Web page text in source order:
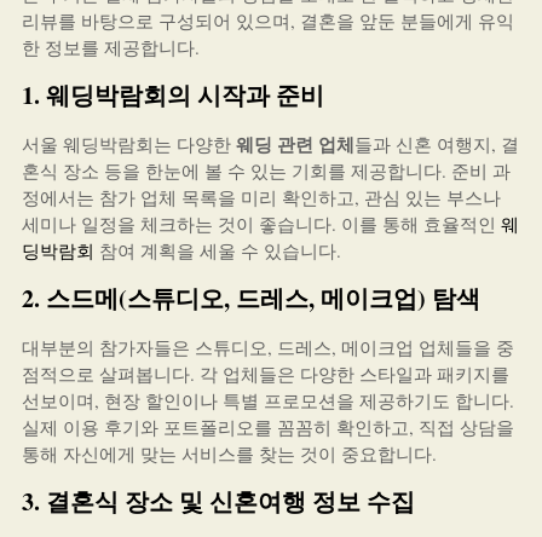
리뷰를 바탕으로 구성되어 있으며, 결혼을 앞둔 분들에게 유익
한 정보를 제공합니다.
1. 웨딩박람회의 시작과 준비
서울 웨딩박람회는 다양한 웨딩 관련 업체들과 신혼 여행지, 결
혼식 장소 등을 한눈에 볼 수 있는 기회를 제공합니다. 준비 과
정에서는 참가 업체 목록을 미리 확인하고, 관심 있는 부스나
세미나 일정을 체크하는 것이 좋습니다. 이를 통해 효율적인 웨
딩박람회 참여 계획을 세울 수 있습니다.
2. 스드메(스튜디오, 드레스, 메이크업) 탐색
대부분의 참가자들은 스튜디오, 드레스, 메이크업 업체들을 중
점적으로 살펴봅니다. 각 업체들은 다양한 스타일과 패키지를
선보이며, 현장 할인이나 특별 프로모션을 제공하기도 합니다.
실제 이용 후기와 포트폴리오를 꼼꼼히 확인하고, 직접 상담을
통해 자신에게 맞는 서비스를 찾는 것이 중요합니다.
3. 결혼식 장소 및 신혼여행 정보 수집